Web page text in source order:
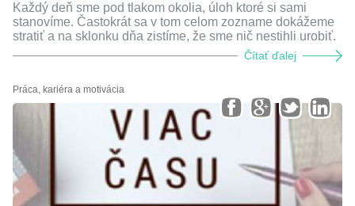
Každý deň sme pod tlakom okolia, úloh ktoré si sami
stanovíme. Častokrát sa v tom celom zozname dokážeme
stratiť a na sklonku dňa zistíme, že sme nič nestihli urobiť.
Čítať ďalej
Práca, kariéra a motivácia